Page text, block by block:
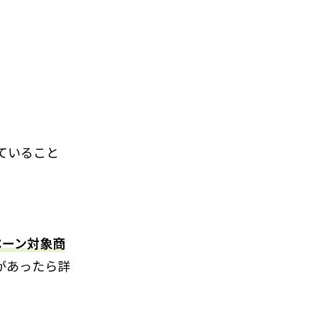
いること
ン対象商
あったら詳